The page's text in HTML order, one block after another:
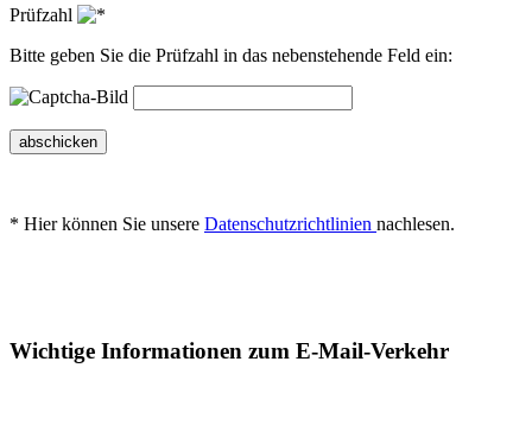
Prüfzahl
Bitte geben Sie die Prüfzahl in das nebenstehende Feld ein:
abschicken
* Hier können Sie unsere Datenschutzrichtlinien nachlesen.
Wichtige Informationen zum E-Mail-Verkehr